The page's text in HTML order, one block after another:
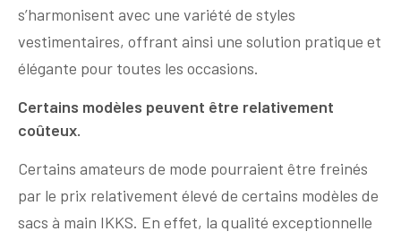
s’harmonisent avec une variété de styles
vestimentaires, offrant ainsi une solution pratique et
élégante pour toutes les occasions.
Certains modèles peuvent être relativement
coûteux.
Certains amateurs de mode pourraient être freinés
par le prix relativement élevé de certains modèles de
sacs à main IKKS. En effet, la qualité exceptionnelle